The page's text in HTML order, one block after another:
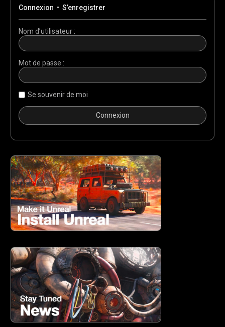
Connexion •S’enregistrer
Nom d’utilisateur :
Mot de passe :
Se souvenir de moi